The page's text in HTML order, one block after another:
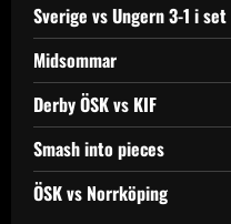
Sverige vs Ungern 3-1 i set
Midsommar
Derby ÖSK vs KIF
Smash into pieces
ÖSK vs Norrköping